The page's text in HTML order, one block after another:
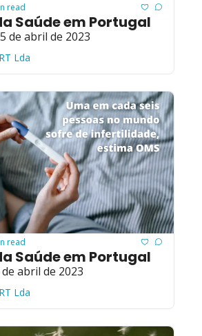
read
Saúde em Portugal
de abril de 2023
Lda
read
Saúde em Portugal
abril de 2023
Lda